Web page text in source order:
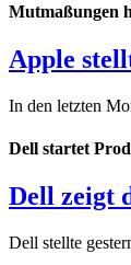
Mutmaßungen
Apple
In den letzten
Dell startet
Dell zeigt
Dell stellte